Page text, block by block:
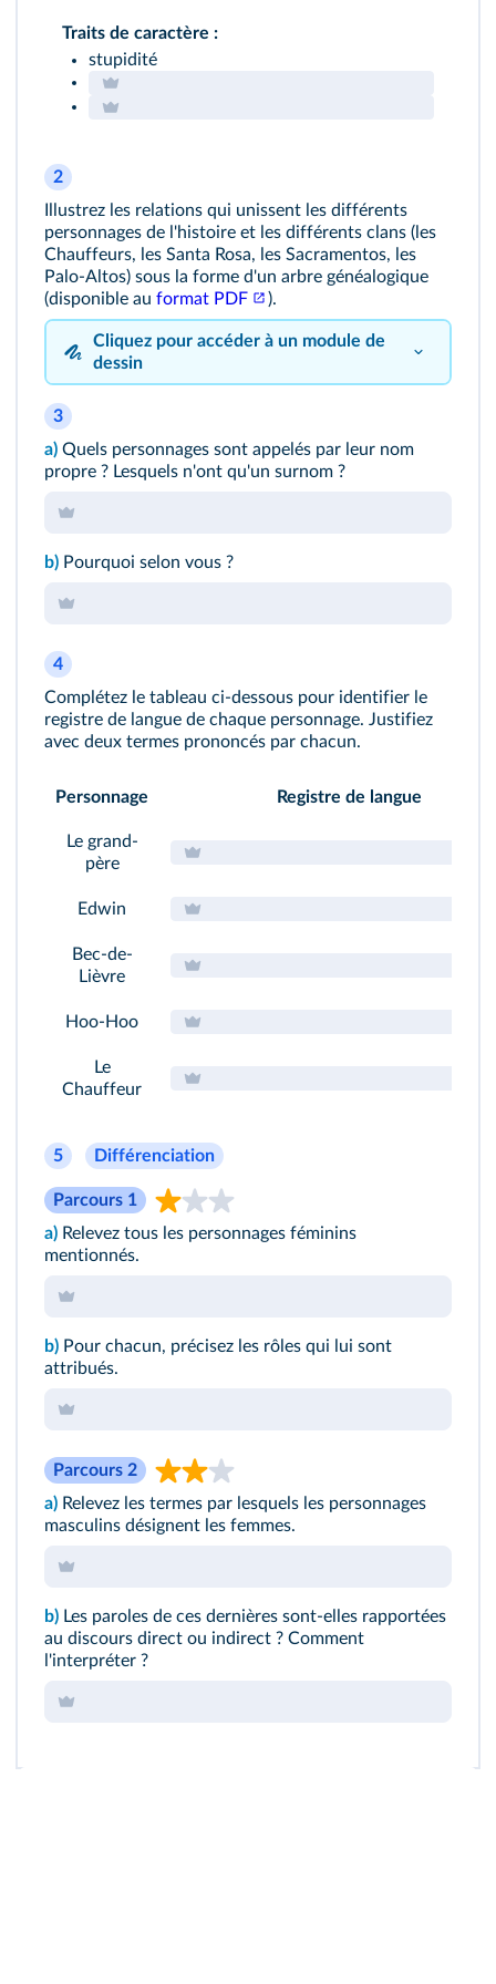
Traits de caractère :
stupidité
2
Illustrez les relations qui unissent les différents
personnages de l'histoire et les différents clans (les
Chauffeurs, les Santa Rosa, les Sacramentos, les
Palo-Altos) sous la forme d'un arbre généalogique
(disponible au format PDF ).
Cliquez pour accéder à un module de
dessin
3
a) Quels personnages sont appelés par leur nom
propre ? Lesquels n'ont qu'un surnom ?
b) Pourquoi selon vous ?
4
Complétez le tableau ci-dessous pour identifier le
registre de langue de chaque personnage. Justifiez
avec deux termes prononcés par chacun.
Personnage Registre de langue
Le grand-
père
Edwin
Bec-de-
Lièvre
Hoo-Hoo
Le
Chauffeur
5 Différenciation
Parcours 1
a) Relevez tous les personnages féminins
mentionnés.
b) Pour chacun, précisez les rôles qui lui sont
attribués.
Parcours 2
a) Relevez les termes par lesquels les personnages
masculins désignent les femmes.
b) Les paroles de ces dernières sont-elles rapportées
au discours direct ou indirect ? Comment
l'interpréter ?